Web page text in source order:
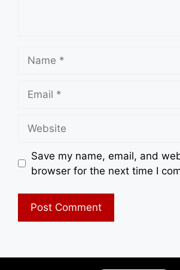
Save my name, email, and
browser for the next time I